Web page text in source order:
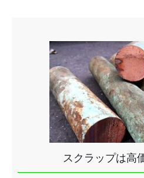
スクラップは高